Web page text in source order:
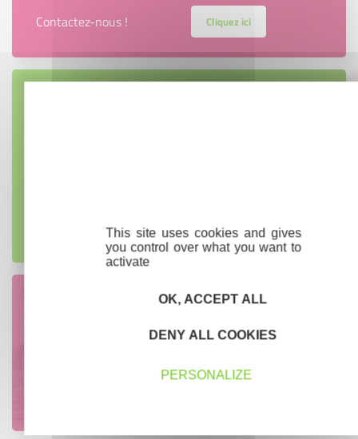
Contactez-nous ! Cliquez ici
Nous les avons accompagnés dans leur
projet entrepreneurial
This site uses cookies and gives
you control over what you want to
activate
OK, ACCEPT ALL
DENY ALL COOKIES
PERSONALIZE